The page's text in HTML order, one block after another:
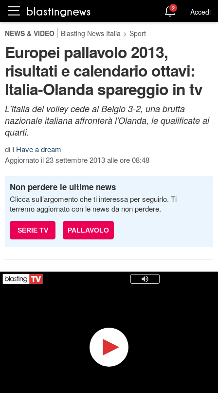
2 Accedi
NEWS & VIDEO Blasting News Italia > Sport
Europei pallavolo 2013,
risultati e calendario ottavi:
Italia-Olanda spareggio in tv
L'Italia del volley cede al Belgio 3-2, una brutta
nazionale italiana affronterà l'Olanda, le qualificate ai
quarti.
di I Have a dream
Aggiornato il 23 settembre 2013 alle ore 08:48
Non perdere le ultime news
Clicca sull’argomento che ti interessa per seguirlo. Ti
terremo aggiornato con le news da non perdere.
SERIE TV PALLAVOLO